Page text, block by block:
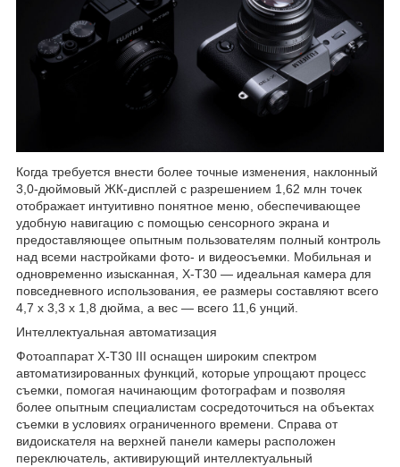
Когда требуется внести более точные изменения, наклонный
3,0-дюймовый ЖК-дисплей с разрешением 1,62 млн точек
отображает интуитивно понятное меню, обеспечивающее
удобную навигацию с помощью сенсорного экрана и
предоставляющее опытным пользователям полный контроль
над всеми настройками фото- и видеосъемки. Мобильная и
одновременно изысканная, X-T30 — идеальная камера для
повседневного использования, ее размеры составляют всего
4,7 x 3,3 x 1,8 дюйма, а вес — всего 11,6 унций.
Интеллектуальная автоматизация
Фотоаппарат X-T30 III оснащен широким спектром
автоматизированных функций, которые упрощают процесс
съемки, помогая начинающим фотографам и позволяя
более опытным специалистам сосредоточиться на объектах
съемки в условиях ограниченного времени. Справа от
видоискателя на верхней панели камеры расположен
переключатель, активирующий интеллектуальный